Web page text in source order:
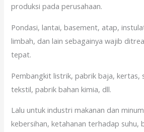
produksi pada perusahaan.
Pondasi, lantai, basement, atap,
limbah, dan lain sebagainya wajib
tepat.
Pembangkit listrik, pabrik baja, kertas,
tekstil, pabrik bahan kimia, dll.
Lalu untuk industri makanan dan
kebersihan, ketahanan terhadap suhu,